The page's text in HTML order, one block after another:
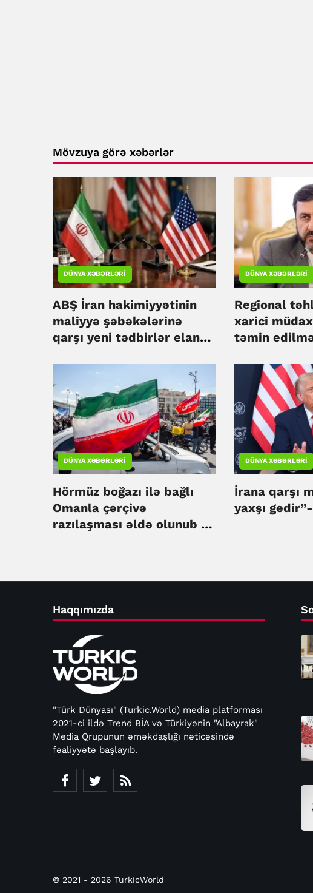
Mövzuya görə xəbərlər
DÜNYA XƏBƏRLƏRI
ABŞ İran hakimiyyətinin
maliyyə şəbəkələrinə
qarşı yeni tədbirlər elan
DÜNYA XƏBƏRLƏRI
Regional
xarici
təmin
DÜNYA XƏBƏRLƏRI
Hörmüz boğazı ilə bağlı
Omanla çərçivə
razılaşması əldə olunub -
DÜNYA XƏBƏRLƏRI
İrana qarşı
yaxşı
Haqqımızda
"Türk Dünyası" (Turkic.World) media platforması
2021-ci ildə Trend BİA və Türkiyənin "Albayrak"
Media Qrupunun əməkdaşlığı nəticəsində
fəaliyyətə başlayıb.
© 2021 - 2026 TurkicWorld